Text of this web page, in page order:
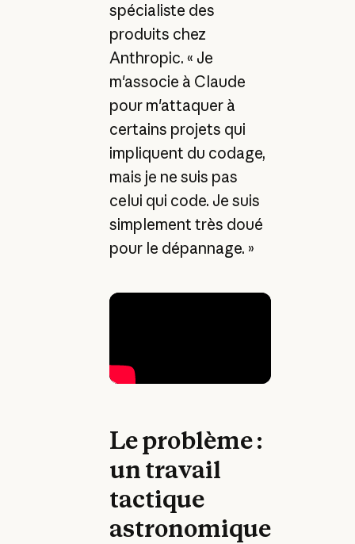
spécialiste des
produits chez
Anthropic. « Je
m'associe à Claude
pour m'attaquer à
certains projets qui
impliquent du codage,
mais je ne suis pas
celui qui code. Je suis
simplement très doué
pour le dépannage. »
Le problème :
un travail
tactique
astronomique